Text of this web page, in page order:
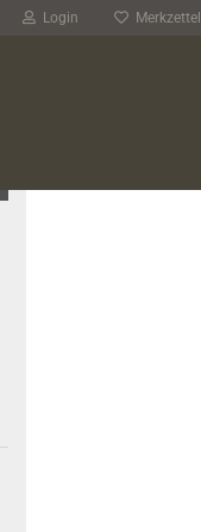
Login Merkzettel